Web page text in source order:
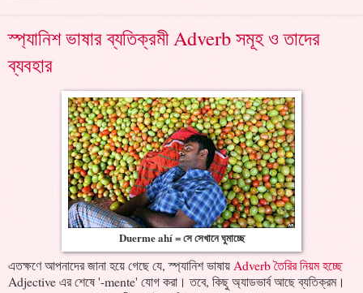
স্প্যানিশ ভাষার ব্যতিক্রমী Adverb সমূহ ও তাদের
ব্যবহার
Duerme ahí = সে সেখানে ঘুমাচ্ছে
এতক্ষণে আপনাদের জানা হয়ে গেছে যে, স্প্যানিশ ভাষায়Adverb তৈরির নিয়ম হচ্ছে
Adjective এর শেষে '-mente' যোগ করা। তবে, কিছু অ্যাডভার্ব আছে ব্যতিক্রম।